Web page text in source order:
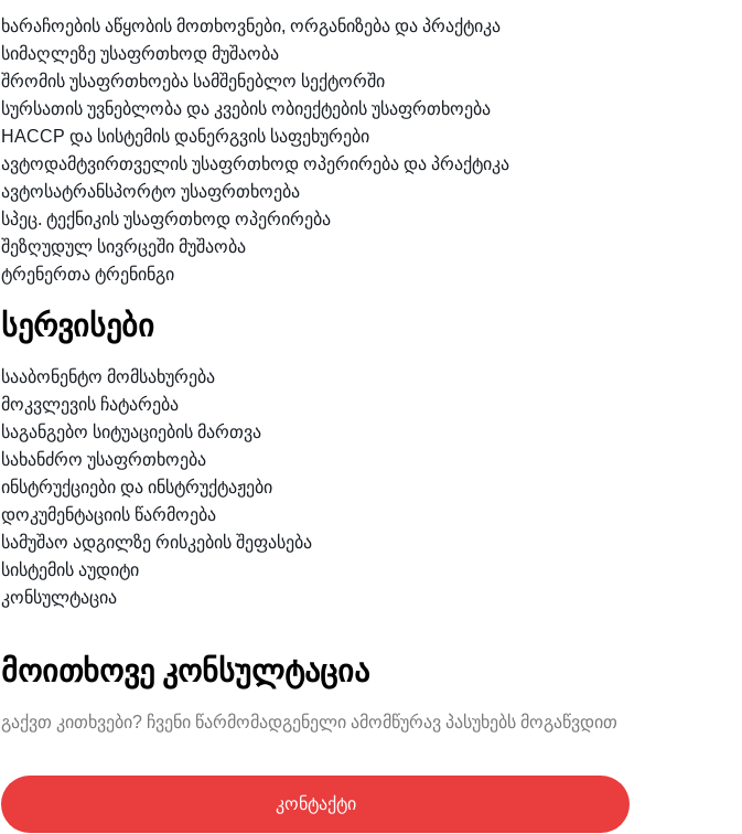
ხარაჩოების აწყობის მოთხოვნები, ორგანიზება და პრაქტიკა
სიმაღლეზე უსაფრთხოდ მუშაობა
შრომის უსაფრთხოება სამშენებლო სექტორში
სურსათის უვნებლობა და კვების ობიექტების უსაფრთხოება
HACCP და სისტემის დანერგვის საფეხურები
ავტოდამტვირთველის უსაფრთხოდ ოპერირება და პრაქტიკა
ავტოსატრანსპორტო უსაფრთხოება
სპეც. ტექნიკის უსაფრთხოდ ოპერირება
შეზღუდულ სივრცეში მუშაობა
ტრენერთა ტრენინგი
სერვისები
სააბონენტო მომსახურება
მოკვლევის ჩატარება
საგანგებო სიტუაციების მართვა
სახანძრო უსაფრთხოება
ინსტრუქციები და ინსტრუქტაჟები
დოკუმენტაციის წარმოება
სამუშაო ადგილზე რისკების შეფასება
სისტემის აუდიტი
კონსულტაცია
მოითხოვე კონსულტაცია
გაქვთ კითხვები? ჩვენი წარმომადგენელი ამომწურავ პასუხებს მოგაწვდით
კონტაქტი